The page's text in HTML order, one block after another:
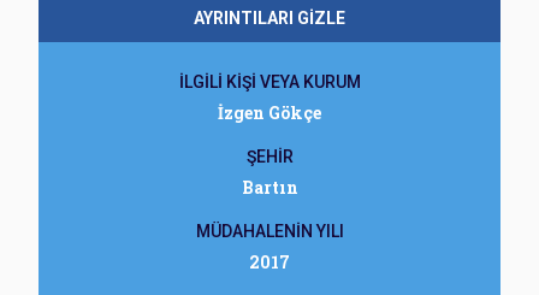
AYRINTILARI GİZLE
İLGİLİ KİŞİ VEYA KURUM
İzgen Gökçe
ŞEHİR
Bartın
MÜDAHALENİN YILI
2017